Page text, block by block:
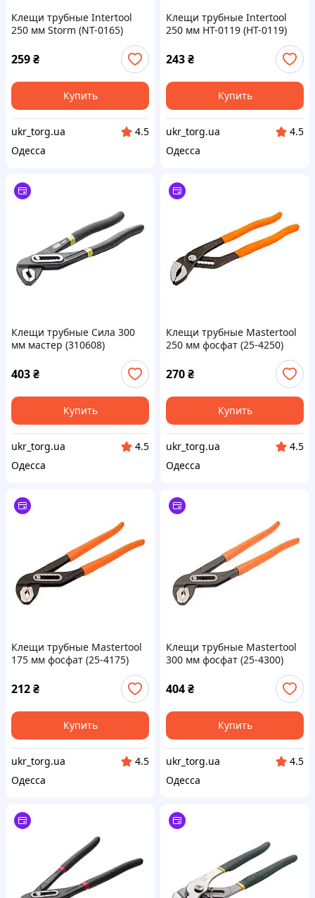
Клещи трубные Intertool
250 мм Storm (NT-0165)
259₴
Купить
ukr_torg.ua
4.5
Одесса
Клещи трубные Intertool
250 мм HT-0119 (HT-0119)
243₴
Купить
ukr_torg.ua
4.5
Одесса
Клещи трубные Сила 300
мм мастер (310608)
403₴
Купить
ukr_torg.ua
4.5
Одесса
Клещи трубные Mastertool
250 мм фосфат (25-4250)
270₴
Купить
ukr_torg.ua
4.5
Одесса
Клещи трубные Mastertool
175 мм фосфат (25-4175)
212₴
Купить
ukr_torg.ua
4.5
Одесса
Клещи трубные Mastertool
300 мм фосфат (25-4300)
404₴
Купить
ukr_torg.ua
4.5
Одесса